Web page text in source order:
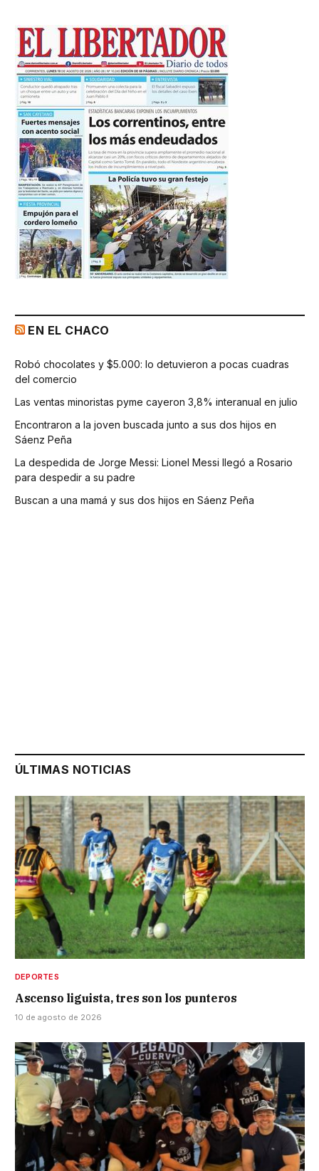
EN EL CHACO
Robó chocolates y $5.000: lo detuvieron a pocas cuadras
del comercio
Las ventas minoristas pyme cayeron 3,8% interanual en julio
Encontraron a la joven buscada junto a sus dos hijos en
Sáenz Peña
La despedida de Jorge Messi: Lionel Messi llegó a Rosario
para despedir a su padre
Buscan a una mamá y sus dos hijos en Sáenz Peña
ÚLTIMAS NOTICIAS
DEPORTES
Ascenso liguista, tres son los punteros
10 de agosto de 2026